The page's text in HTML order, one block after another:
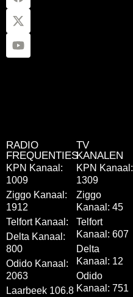
RADIO
FREQUENTIES
KPN Kanaal:
1009
Ziggo Kanaal:
1912
Telfort Kanaal:
Delta Kanaal:
800
Odido Kanaal:
2063
Laarbeek 106.8
TV
KANALEN
KPN Kanaal:
1309
Ziggo
Kanaal: 45
Telfort
Kanaal: 607
Delta
Kanaal: 12
Odido
Kanaal: 751